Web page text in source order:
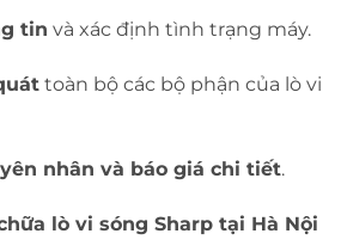
tin và xác định tình trạng máy.
toàn bộ các bộ phận của lò vi
nhân và báo giá chi tiết.
lò vi sóng Sharp tại Hà Nội